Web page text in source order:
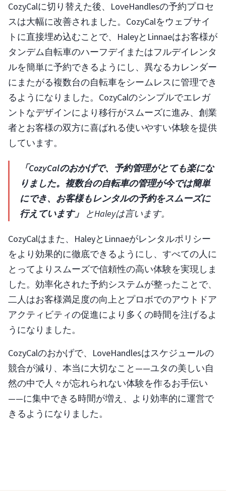
CozyCalに切り替えた後、LoveHandlesの予約プロセ
スは大幅に改善されました。CozyCalをウェブサイ
トに直接埋め込むことで、HaleyとLinnaeはお客様が
タンデム自転車のハーフデイまたはフルデイレンタ
ルを簡単に予約できるようにし、異なるカレンダー
にまたがる複数台の自転車をシームレスに管理でき
るようになりました。CozyCalのシンプルでエレガ
ントなデザインにより移行がスムーズに進み、創業
者とお客様の双方に喜ばれる使いやすい体験を提供
しています。
「CozyCalのおかげで、予約管理がとても楽にな
りました。複数台の自転車の管理が今では簡単
にでき、お客様もレンタルの予約をスムーズに
行えています」
とHaleyは言います。
CozyCalはまた、HaleyとLinnaeがレンタルポリシー
をより効果的に徹底できるようにし、すべての人に
とってよりスムーズで信頼性の高い体験を実現しま
した。効率化された予約システムが整ったことで、
二人はお客様満足度の向上とプロボでのアウトドア
アクティビティの促進により多くの時間を注げるよ
うになりました。
CozyCalのおかげで、LoveHandlesはスケジュールの
競合が減り、本当に大切なこと——ユタの美しい自
然の中で人々が忘れられない体験を作るお手伝い
——に集中できる時間が増え、より効率的に運営で
きるようになりました。